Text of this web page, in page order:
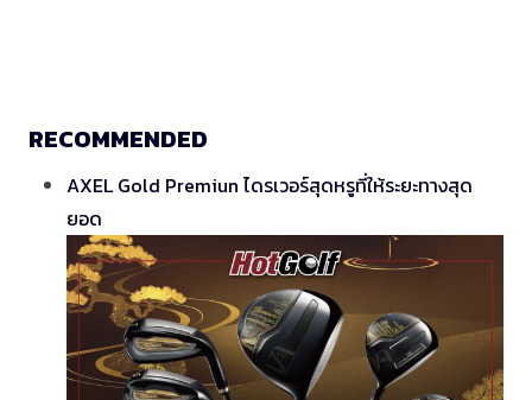
RECOMMENDED
AXEL Gold Premiun ไดรเวอร์สุดหรูที่ให้ระยะทางสุด
ยอด